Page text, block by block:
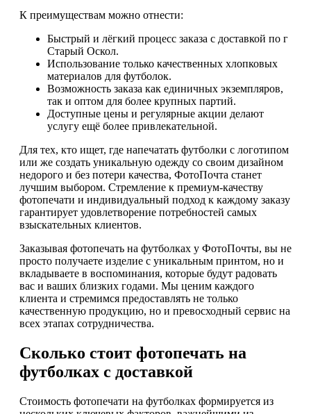
К преимуществам можно отнести:
Быстрый и лёгкий процесс заказа с доставкой по г
Старый Оскол.
Использование только качественных хлопковых
материалов для футболок.
Возможность заказа как единичных экземпляров,
так и оптом для более крупных партий.
Доступные цены и регулярные акции делают
услугу ещё более привлекательной.
Для тех, кто ищет, где напечатать футболки с логотипом
или же создать уникальную одежду со своим дизайном
недорого и без потери качества, ФотоПочта станет
лучшим выбором. Стремление к премиум-качеству
фотопечати и индивидуальный подход к каждому заказу
гарантирует удовлетворение потребностей самых
взыскательных клиентов.
Заказывая фотопечать на футболках у ФотоПочты, вы не
просто получаете изделие с уникальным принтом, но и
вкладываете в воспоминания, которые будут радовать
вас и ваших близких годами. Мы ценим каждого
клиента и стремимся предоставлять не только
качественную продукцию, но и превосходный сервис на
всех этапах сотрудничества.
Сколько стоит фотопечать на
футболках с доставкой
Стоимость фотопечати на футболках формируется из